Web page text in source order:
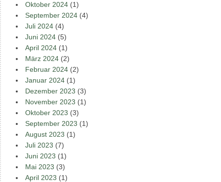
Oktober 2024 (1)
September 2024 (4)
Juli 2024 (4)
Juni 2024 (5)
April 2024 (1)
März 2024 (2)
Februar 2024 (2)
Januar 2024 (1)
Dezember 2023 (3)
November 2023 (1)
Oktober 2023 (3)
September 2023 (1)
August 2023 (1)
Juli 2023 (7)
Juni 2023 (1)
Mai 2023 (3)
April 2023 (1)